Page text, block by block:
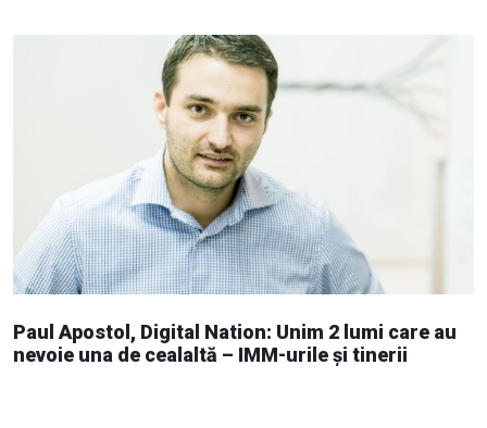
Paul Apostol, Digital Nation: Unim 2 lumi care au
nevoie una de cealaltă – IMM-urile și tinerii